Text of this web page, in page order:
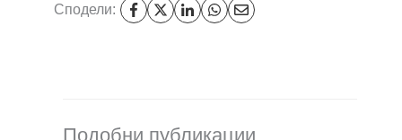
Сподели:
Подобни публикации